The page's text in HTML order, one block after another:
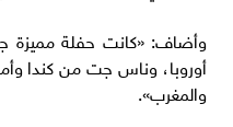
وأضاف: «كانت حفلة مميزة
أوروبا، وناس جت من كندا
والمغرب».